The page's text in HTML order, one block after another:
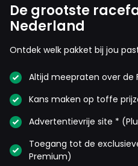
De grootste
Nederland
Ontdek welk pakket bij jou
Altijd meepraten over de
Kans maken op toffe
Advertentievrije site *
Toegang tot de
Premium)